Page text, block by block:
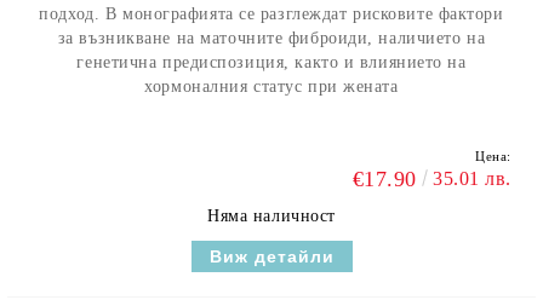
подход. В монографията се разглеждат рисковите фактори
за възникване на маточните фиброиди, наличието на
генетична предиспозиция, както и влиянието на
хормоналния статус при жената
Цена:
€17.90 35.01 лв.
Няма наличност
Виж детайли